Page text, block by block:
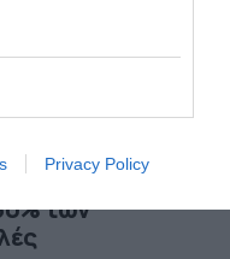
Privacy Policy
των